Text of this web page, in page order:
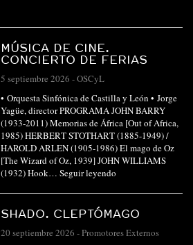
MÚSICA DE CINE.
CONCIERTO DE FERIAS
5 septiembre 2026 -OSCyL
• Orquesta Sinfónica de Castilla y León • Jorge
Yagüe, director PROGRAMA JOHN BARRY
(1933-2011) Memorias de África [Out of Africa,
1985) HERBERT STOTHART (1885-1949) /
HAROLD ARLEN (1905-1986) El mago de Oz
[The Wizard of Oz, 1939] JOHN WILLIAMS
(1932) Hook… Seguir leyendo
SHADO. CLEPTÓMAGO
20 septiembre 2026 -Promotores Externos